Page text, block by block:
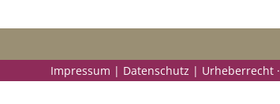
Impressum | Datenschutz | Urheberrecht ·